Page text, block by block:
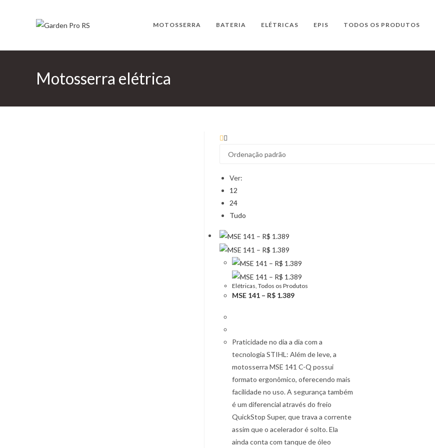
MOTOSSERRA BATERIA ELÉTRICAS EPIS TODOS OS PRODUTOS
Motosserra elétrica
Ver:
12
24
Tudo
Elétricas Todos os Produtos
MSE 141 – R$ 1.389
Praticidade no dia a dia com a
tecnologia STIHL: Além de leve, a
motosserra MSE 141 C-Q possui
formato ergonômico, oferecendo mais
facilidade no uso. A segurança também
é um diferencial através do freio
QuickStop Super, que trava a corrente
assim que o acelerador é solto. Ela
ainda conta com tanque de óleo